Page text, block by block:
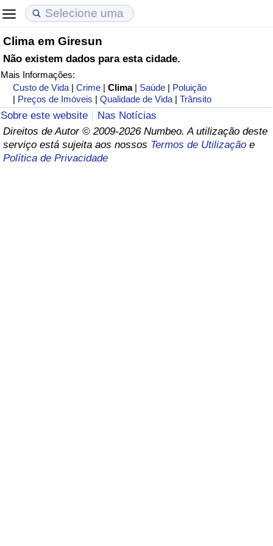
Clima em Giresun
Não existem dados para esta cidade.
Mais Informações:
Custo de Vida |Crime |Clima | Saúde | Poluição
| Preços de Imóveis |Qualidade de Vida |Trânsito
Sobre este website
Nas Notícias
Direitos de Autor © 2009-2026 Numbeo. A utilização deste
serviço está sujeita aos nossos Termos de Utilização e
Política de Privacidade
Custo de Vida
Indicador de Custo de Vida (Atual)
Indicador de Custo de Vida
Indicador de Custo de Vida Por País
Preços de Imóveis
Indicador de Preços de Imóveis (Atual)
Indicador de Preços de Imóveis
Indicador de Preços de Imóveis por País
Qualidade de Vida
Indicador de Qualidade de Vida
Indicador de Qualidade de Vida (Atual)
Índice de qualidade de vida por país